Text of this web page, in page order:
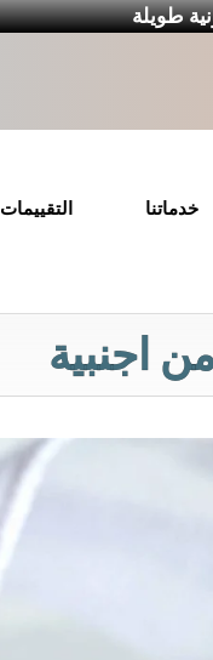
طويلة
خدماتنا التقييمات
اجنبية